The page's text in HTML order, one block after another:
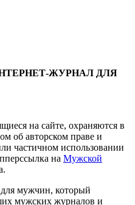
ИНТЕРНЕТ-ЖУРНАЛ ДЛЯ
на сайте, охраняются в
об авторском праве и
частичном использовании
на Мужской
мужчин, который
мужских журналов и